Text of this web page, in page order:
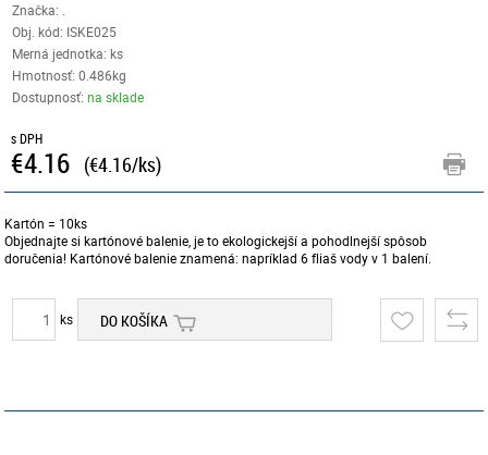
Značka: .
Obj. kód: ISKE025
Merná jednotka: ks
Hmotnosť: 0.486kg
Dostupnosť:na sklade
s DPH
€4.16 (€4.16/ks)
Kartón = 10ks
Objednajte si kartónové balenie, je to ekologickejší a pohodlnejší spôsob
doručenia! Kartónové balenie znamená: napríklad 6 fliaš vody v 1 balení.
ks DO KOŠÍKA